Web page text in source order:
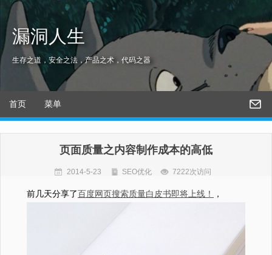
漏洞人生
生存之道，安全之法，产品之术，代码之器
首页 菜单
页面质量之内容制作成本的高低
2014-5-23 SEO优化 7222次访问
前几天分享了百度网页搜索质量白皮书即将上线！ ，